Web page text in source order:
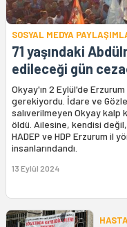
SOSYAL MEDYA
71 yaşındaki
edileceği gün
Okyay'ın 2 Eylül'de
gerekiyordu. İdare ve
salıverilmeyen Okyay kalp
öldü. Ailesine, kendisi
HADEP ve HDP Erzurum il
insanlarındandı.
13 Eylül 2024